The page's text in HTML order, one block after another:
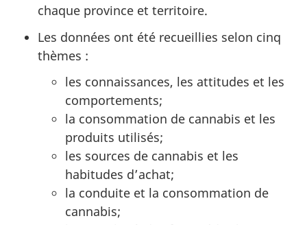
chaque province et territoire.
Les données ont été recueillies selon cinq
thèmes :
les connaissances, les attitudes et les
comportements;
la consommation de cannabis et les
produits utilisés;
les sources de cannabis et les
habitudes d’achat;
la conduite et la consommation de
cannabis;